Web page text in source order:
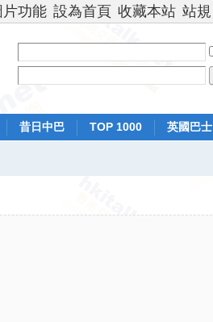
片功能 設為首頁 收藏本站 站規
昔日中巴 TOP 1000
英國巴士